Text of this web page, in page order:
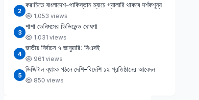
2
করাচিতে বাংলাদেশ-পাকিস্তান ম্যাচে গ্যালারি থাকবে দর্শকশূন্য
1,053 views
3
শাশা ডেনিমসের ডিভিডেন্ড ঘোষণা
1,031 views
4
জাতীয় নির্বাচন ৭ জানুয়ারি: সিএসই
961 views
5
ডিজিটাল ব্যাংক গঠনে দেশি-বিদেশি ১২ প্রতিষ্ঠানের আবেদন
850 views